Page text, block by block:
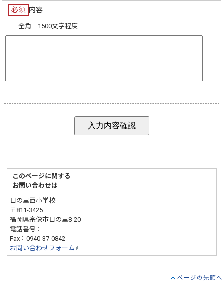
必須 内容
全角 1500文字程度
このページに関する
お問い合わせは
日の里西小学校
〒811-3425
福岡県宗像市日の里8-20
電話番号：
Fax：0940-37-0842
お問い合わせフォーム
ページの先頭へ